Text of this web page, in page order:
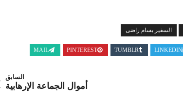
السفير بسام راضى
LINKEDIN
TUMBLR
PINTEREST
MAIL
السابق
أموال الجماعة الإرهابية